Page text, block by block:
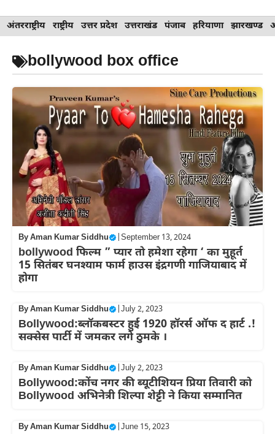
Skip
to
content
अंतरराष्ट्रीय राष्ट्रीय उत्तर प्रदेश उत्तराखंड पंजाब हरियाणा झारखण्ड
bollywood box office
ByAman Kumar Siddhu September 13, 2024
bollywood फिल्म ” प्यार तो हमेशा रहेगा ‘ का मुहूर्त
15 सितंबर घनश्याम फार्म हाउस इंद्रगणी गाजियाबाद में
होगा
ByAman Kumar Siddhu July 2, 2023
Bollywood:ब्लॉकबस्टर हुई 1920 हॉरर्स ऑफ द हार्ट .!
सक्सेस पार्टी में जमकर लगे ठुमके ।
ByAman Kumar Siddhu July 2, 2023
Bollywood:कोंच नगर की ब्यूटीशियन प्रिया तिवारी को
Bollywood अभिनेत्री शिल्पा शेट्टी ने किया सम्मानित
ByAman Kumar Siddhu June 15, 2023